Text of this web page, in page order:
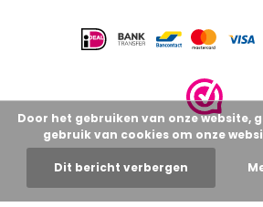
Door het gebruiken van onze website,
gebruik van cookies om onze
Dit bericht verbergen